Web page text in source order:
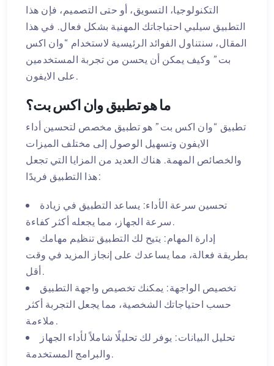
التكنولوجيا، التسويق، أو حتى التصميم، فإن هذا
التطبيق سيلبي احتياجاتك المهنية بشكل فعال. في هذا
المقال، سنتناول الفوائد الرئيسية لاستخدام “وان اكس
بت” وكيف يمكن أن يحسن من تجربة المستخدمين
على الايفون.
ما هو تطبيق وان اكس بت؟
تطبيق “وان اكس بت” هو تطبيق مخصص لتحسين أداء
الايفون وتسهيل الوصول إلى مختلف الميزات
والخصائص المهمة. هناك العديد من المزايا التي تجعل
هذا التطبيق فريدًا:
تحسين سرعة الأداء: يساعد التطبيق في زيادة
سرعة الجهاز، مما يجعله أكثر كفاءة.
إدارة المهام: يتيح لك التطبيق تنظيم مهامك
بطريقة فعالة، مما يساعدك على إنجاز المزيد في وقت
أقل.
تخصيص الواجهة: يمكنك تخصيص واجهة التطبيق
حسب احتياجاتك الشخصية، مما يجعل التجربة أكثر
ملاءمة.
تحليل البيانات: يوفر لك تحليلًا شاملاً لأداء الجهاز
والبرامج المستخدمة.